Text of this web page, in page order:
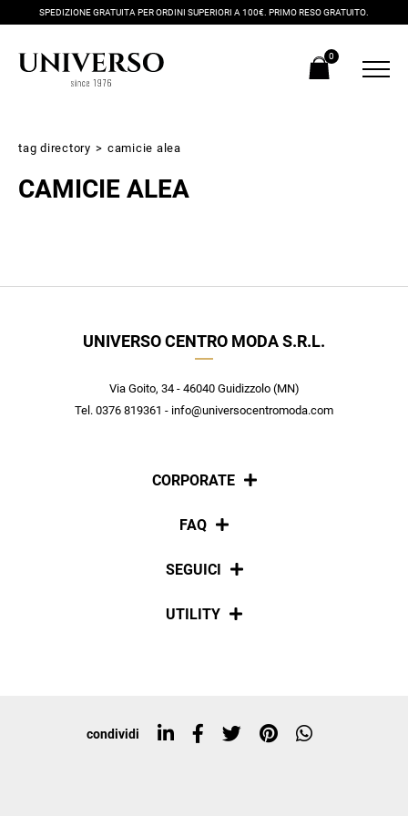
SPEDIZIONE GRATUITA PER ORDINI SUPERIORI A 100€. PRIMO RESO GRATUITO.
0
tag directory > camicie alea
CAMICIE ALEA
UNIVERSO CENTRO MODA S.R.L.
Via Goito, 34 - 46040 Guidizzolo (MN)
Tel. 0376 819361 - info@universocentromoda.com
CORPORATE
Chi siamo
FAQ
Pagamenti
SEGUICI
Social
UTILITY
Top ricerche
condividi
Ricevi subito il tuo promocode con lo sconto del 20% su tutti i
nuovi arrivi utilizzabile anche in negozio!
scopri in anteprima le offerte in esclusiva a te riservate.